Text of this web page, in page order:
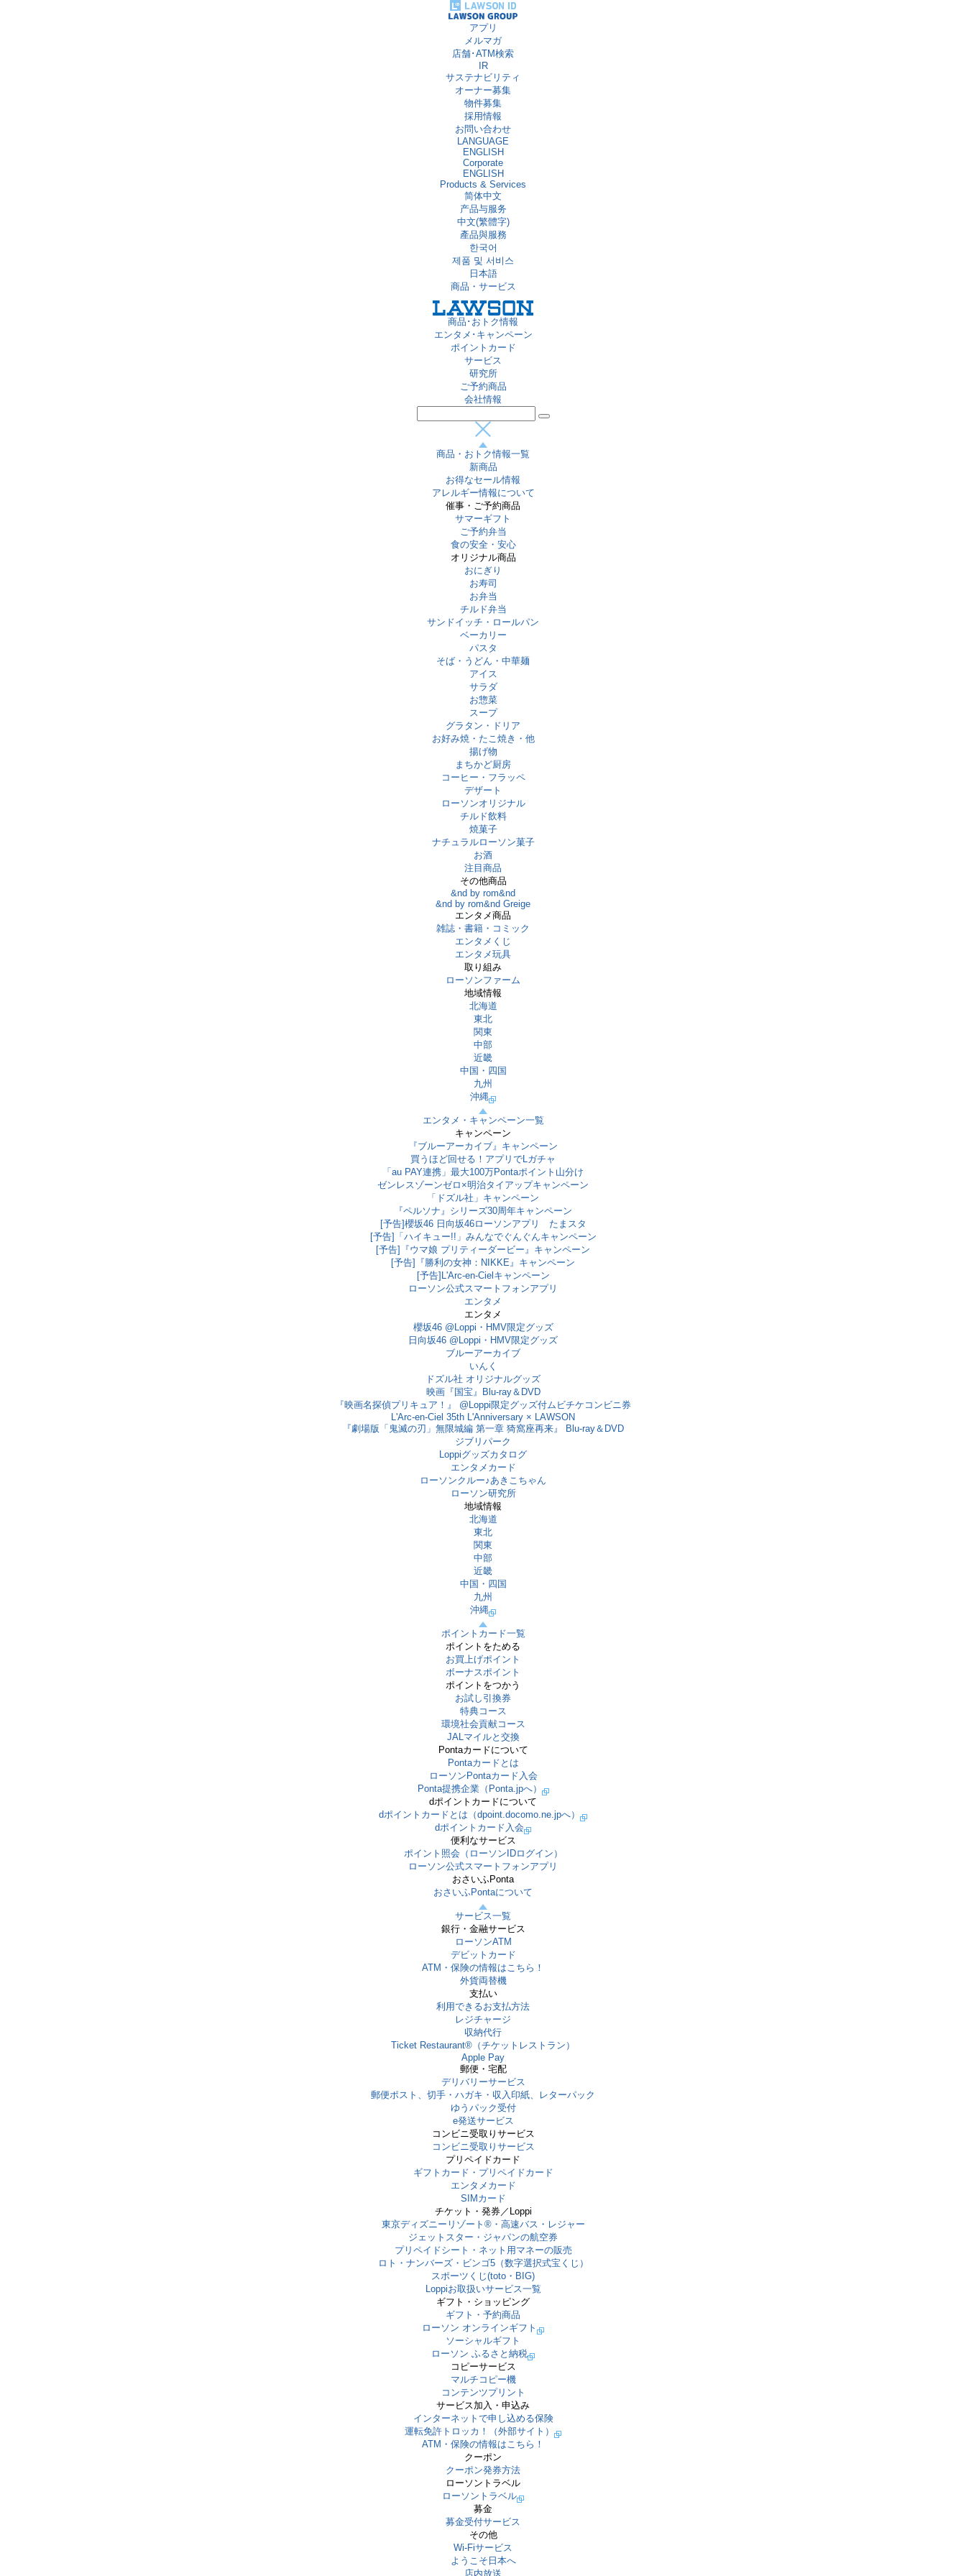
アプリ
メルマガ
店舗･ATM検索
IR
サステナビリティ
オーナー募集
物件募集
採用情報
お問い合わせ
LANGUAGE
ENGLISH
Corporate
ENGLISH
Products & Services
简体中文
产品与服务
中文(繁體字)
產品與服務
한국어
제품 및 서비스
日本語
商品・サービス
商品･おトク情報
エンタメ･キャンペーン
ポイントカード
サービス
研究所
ご予約商品
会社情報
商品・おトク情報一覧
新商品
お得なセール情報
アレルギー情報について
催事・ご予約商品
サマーギフト
ご予約弁当
食の安全・安心
オリジナル商品
おにぎり
お寿司
お弁当
チルド弁当
サンドイッチ・ロールパン
ベーカリー
パスタ
そば・うどん・中華麺
アイス
サラダ
お惣菜
スープ
グラタン・ドリア
お好み焼・たこ焼き・他
揚げ物
まちかど厨房
コーヒー・フラッペ
デザート
ローソンオリジナル
チルド飲料
焼菓子
ナチュラルローソン菓子
お酒
注目商品
その他商品
&nd by rom&nd
&nd by rom&nd Greige
エンタメ商品
雑誌・書籍・コミック
エンタメくじ
エンタメ玩具
取り組み
ローソンファーム
地域情報
北海道
東北
関東
中部
近畿
中国・四国
九州
沖縄
エンタメ・キャンペーン一覧
キャンペーン
『ブルーアーカイブ』キャンペーン
買うほど回せる！アプリでLガチャ
「au PAY連携」最大100万Pontaポイント山分け
ゼンレスゾーンゼロ×明治タイアップキャンペーン
「ドズル社」キャンペーン
『ペルソナ』シリーズ30周年キャンペーン
[予告]櫻坂46 日向坂46ローソンアプリ たまスタ
[予告]「ハイキュー!!」みんなでぐんぐんキャンペーン
[予告]『ウマ娘 プリティーダービー』キャンペーン
[予告]『勝利の女神：NIKKE』キャンペーン
[予告]L'Arc-en-Cielキャンペーン
ローソン公式スマートフォンアプリ
エンタメ
エンタメ
櫻坂46 @Loppi・HMV限定グッズ
日向坂46 @Loppi・HMV限定グッズ
ブルーアーカイブ
いんく
ドズル社 オリジナルグッズ
映画『国宝』Blu-ray＆DVD
『映画名探偵プリキュア！』 @Loppi限定グッズ付ムビチケコンビニ券
L'Arc-en-Ciel 35th L'Anniversary × LAWSON
『劇場版「鬼滅の刃」無限城編 第一章 猗窩座再来』 Blu-ray＆DVD
ジブリパーク
Loppiグッズカタログ
エンタメカード
ローソンクルー♪あきこちゃん
ローソン研究所
地域情報
北海道
東北
関東
中部
近畿
中国・四国
九州
沖縄
ポイントカード一覧
ポイントをためる
お買上げポイント
ボーナスポイント
ポイントをつかう
お試し引換券
特典コース
環境社会貢献コース
JALマイルと交換
Pontaカードについて
Pontaカードとは
ローソンPontaカード入会
Ponta提携企業（Ponta.jpへ）
dポイントカードについて
dポイントカードとは（dpoint.docomo.ne.jpへ）
dポイントカード入会
便利なサービス
ポイント照会（ローソンIDログイン）
ローソン公式スマートフォンアプリ
おさいふPonta
おさいふPontaについて
サービス一覧
銀行・金融サービス
ローソンATM
デビットカード
ATM・保険の情報はこちら！
外貨両替機
支払い
利用できるお支払方法
レジチャージ
収納代行
Ticket Restaurant®（チケットレストラン）
Apple Pay
郵便・宅配
デリバリーサービス
郵便ポスト、切手・ハガキ・収入印紙、レターパック
ゆうパック受付
e発送サービス
コンビニ受取りサービス
コンビニ受取りサービス
プリペイドカード
ギフトカード・プリペイドカード
エンタメカード
SIMカード
チケット・発券／Loppi
東京ディズニーリゾート®・⾼速バス・レジャー
ジェットスター・ジャパンの航空券
プリペイドシート・ネット用マネーの販売
ロト・ナンバーズ・ビンゴ5（数字選択式宝くじ）
スポーツくじ(toto・BIG)
Loppiお取扱いサービス一覧
ギフト・ショッピング
ギフト・予約商品
ローソン オンラインギフト
ソーシャルギフト
ローソン ふるさと納税
コピーサービス
マルチコピー機
コンテンツプリント
サービス加入・申込み
インターネットで申し込める保険
運転免許トロッカ！（外部サイト）
ATM・保険の情報はこちら！
クーポン
クーポン発券方法
ローソントラベル
ローソントラベル
募金
募金受付サービス
その他
Wi-Fiサービス
ようこそ日本へ
店内放送